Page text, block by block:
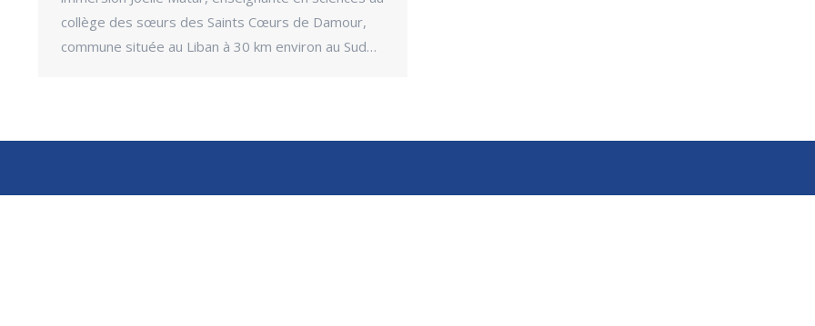
collège des sœurs des Saints Cœurs de Damour,
commune située au Liban à 30 km environ au Sud…